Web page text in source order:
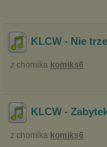
KLCW - Nie
z chomika komiks6
KLCW -
z chomika komiks6